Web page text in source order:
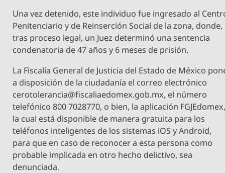
Una vez detenido, este individuo fue ingresado al
Penitenciario y de Reinserción Social de la zona, donde,
tras proceso legal, un Juez determinó una sentencia
condenatoria de 47 años y 6 meses de prisión.
La Fiscalía General de Justicia del Estado de México
a disposición de la ciudadanía el correo electrónico
cerotolerancia@fiscaliaedomex.gob.mx, el número
telefónico 800 7028770, o bien, la aplicación
la cual está disponible de manera gratuita para los
teléfonos inteligentes de los sistemas iOS y Android,
para que en caso de reconocer a esta persona como
probable implicada en otro hecho delictivo, sea
denunciada.